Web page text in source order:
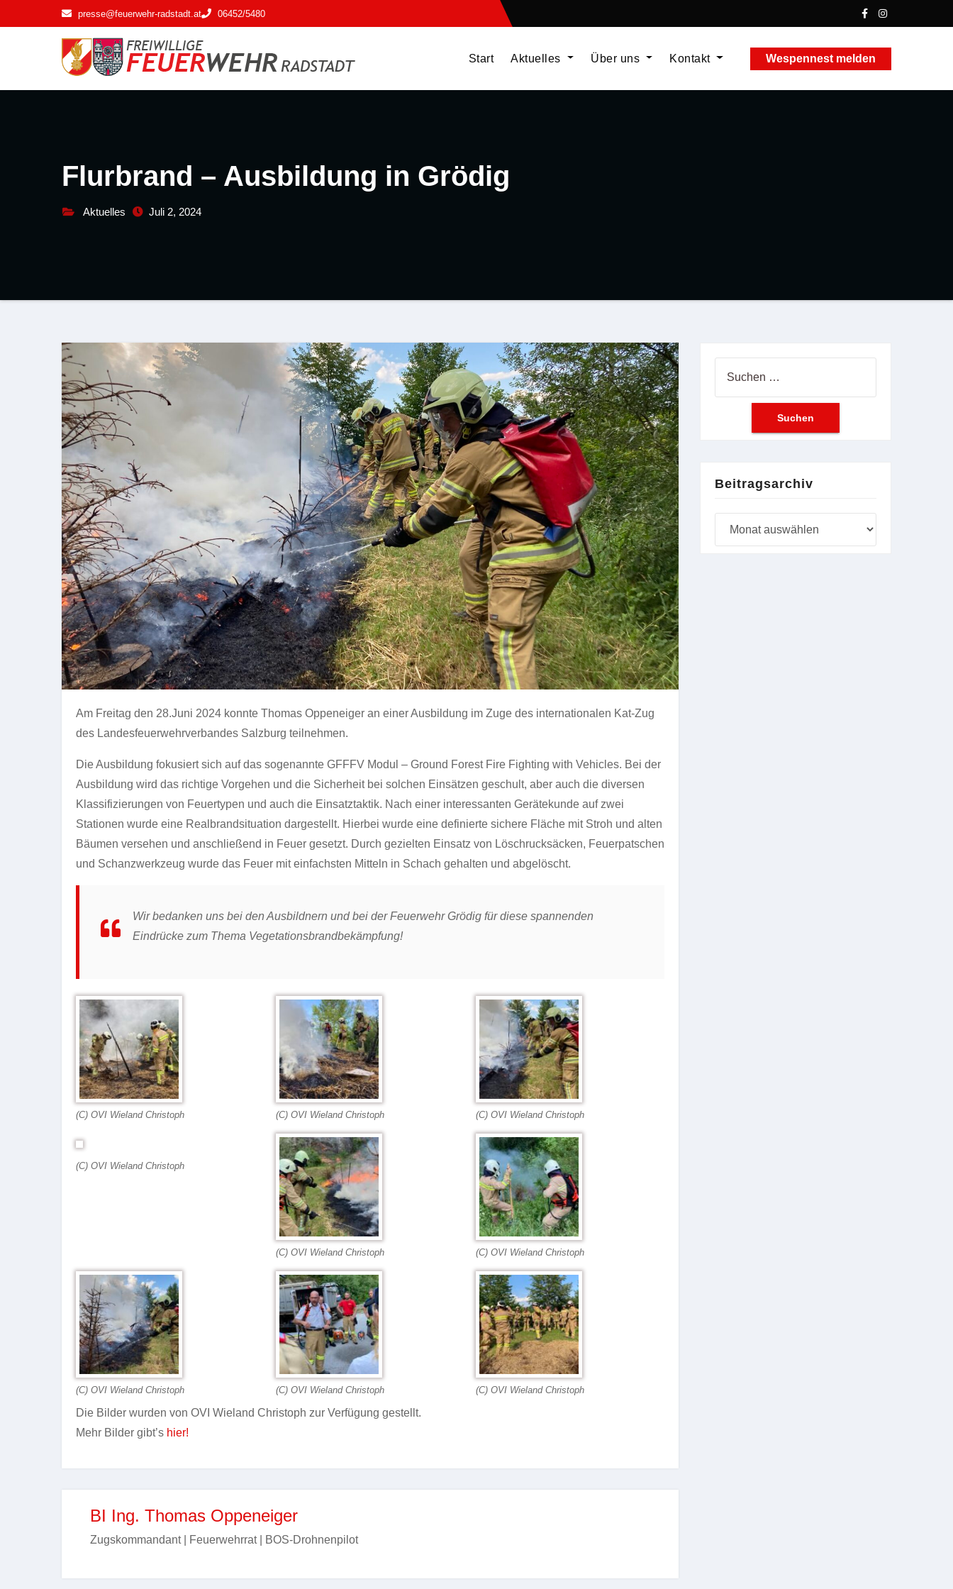
Inhalt
presse@feuerwehr-radstadt.at 06452/5480
Start Aktuelles Über uns Kontakt Wespennest melden
Flurbrand – Ausbildung in Grödig
Aktuelles Juli 2, 2024
Am Freitag den 28.Juni 2024 konnte Thomas Oppeneiger an einer Ausbildung im Zuge des internationalen Kat-Zug
des Landesfeuerwehrverbandes Salzburg teilnehmen.
Die Ausbildung fokusiert sich auf das sogenannte GFFFV Modul – Ground Forest Fire Fighting with Vehicles. Bei der
Ausbildung wird das richtige Vorgehen und die Sicherheit bei solchen Einsätzen geschult, aber auch die diversen
Klassifizierungen von Feuertypen und auch die Einsatztaktik. Nach einer interessanten Gerätekunde auf zwei
Stationen wurde eine Realbrandsituation dargestellt. Hierbei wurde eine definierte sichere Fläche mit Stroh und alten
Bäumen versehen und anschließend in Feuer gesetzt. Durch gezielten Einsatz von Löschrucksäcken, Feuerpatschen
und Schanzwerkzeug wurde das Feuer mit einfachsten Mitteln in Schach gehalten und abgelöscht.
Wir bedanken uns bei den Ausbildnern und bei der Feuerwehr Grödig für diese spannenden
Eindrücke zum Thema Vegetationsbrandbekämpfung!
(C) OVI Wieland Christoph (C) OVI Wieland Christoph (C) OVI Wieland Christoph
(C) OVI Wieland Christoph
(C) OVI Wieland Christoph (C) OVI Wieland Christoph
(C) OVI Wieland Christoph (C) OVI Wieland Christoph (C) OVI Wieland Christoph
Die Bilder wurden von OVI Wieland Christoph zur Verfügung gestellt.
Mehr Bilder gibt’s hier!
BI Ing. Thomas Oppeneiger
Zugskommandant | Feuerwehrrat | BOS-Drohnenpilot
Beitragsarchiv